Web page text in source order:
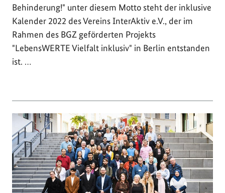
Behinderung!" unter diesem Motto steht der inklusive
Kalender 2022 des Vereins InterAktiv e.V., der im
Rahmen des BGZ geförderten Projekts
"LebensWERTE Vielfalt inklusiv" in Berlin entstanden
ist. …